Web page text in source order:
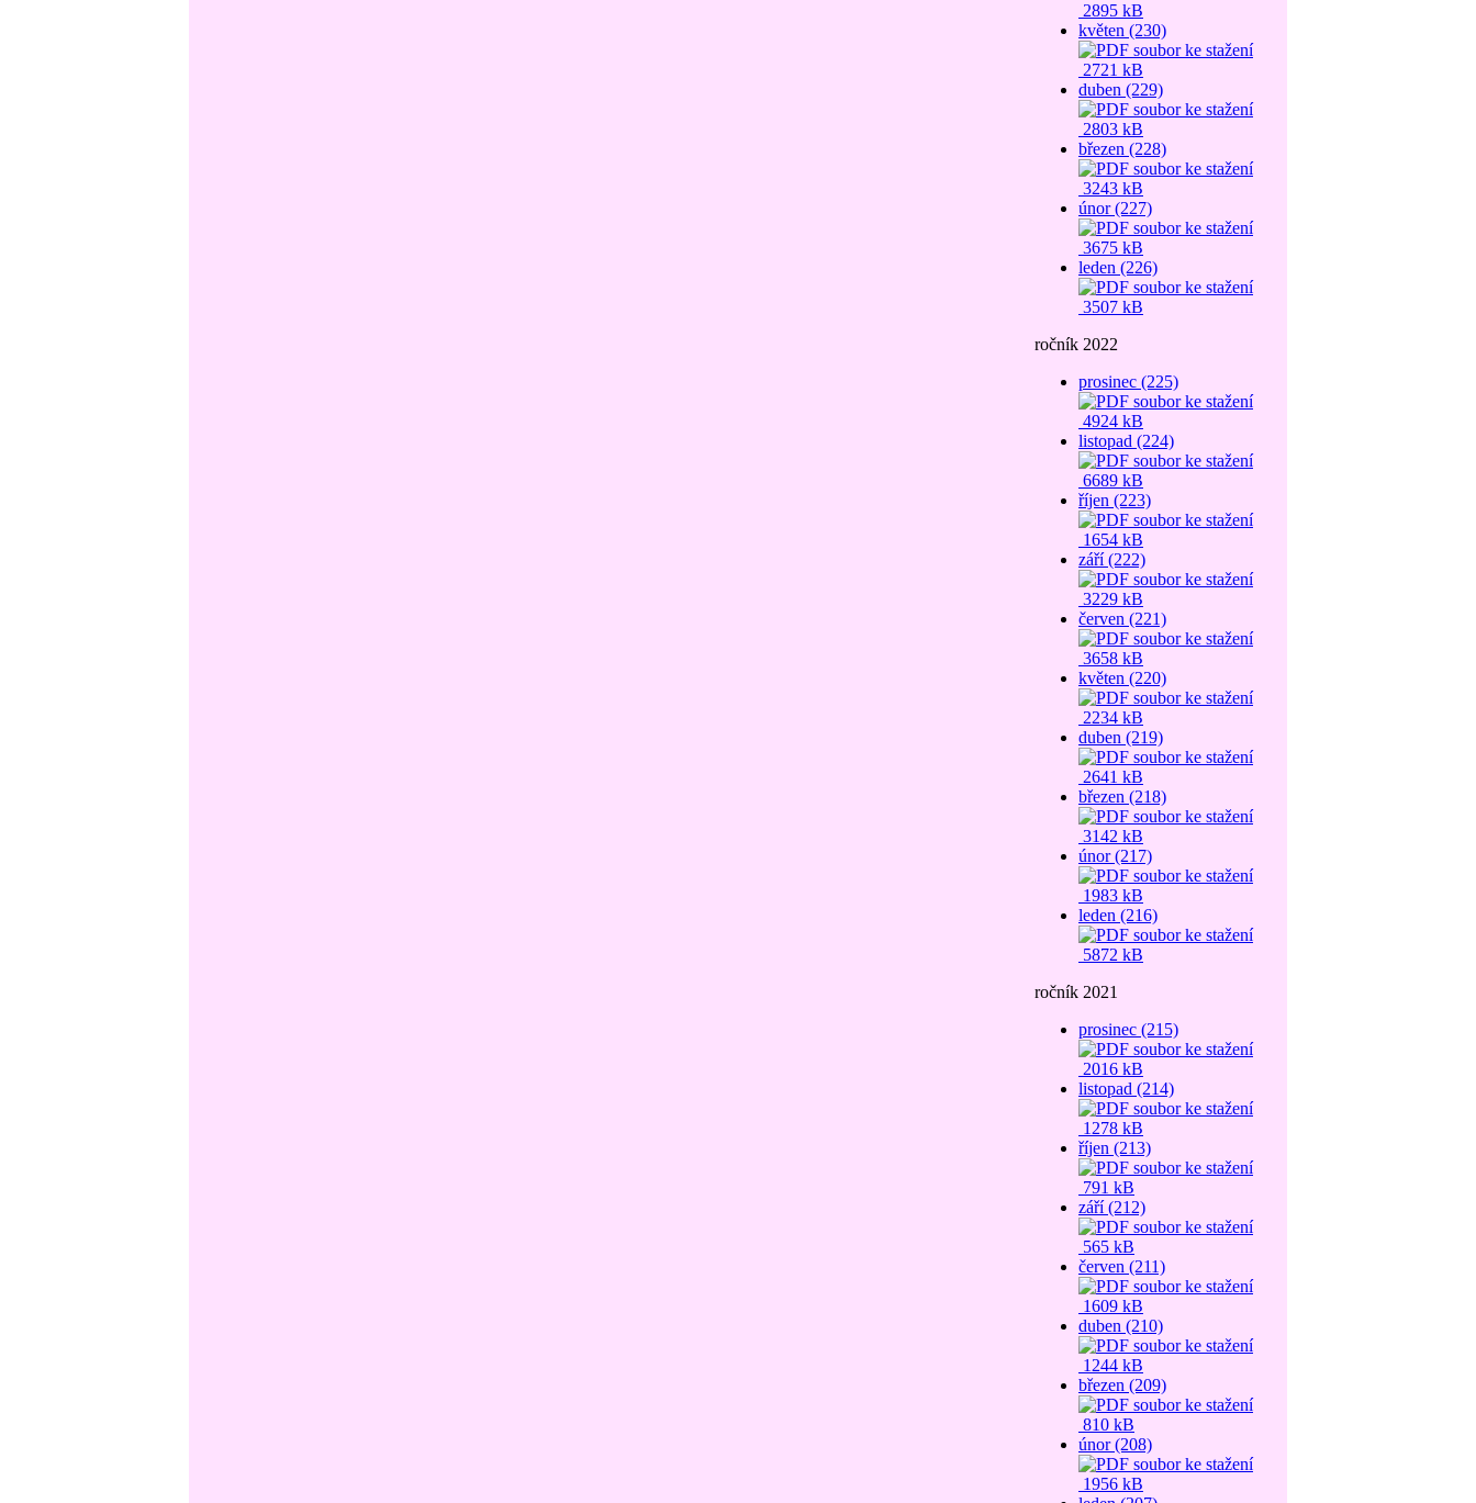
2895 kB
květen (230)
2721 kB
duben (229)
2803 kB
březen (228)
3243 kB
únor (227)
3675 kB
leden (226)
3507 kB
ročník 2022
prosinec (225)
4924 kB
listopad (224)
6689 kB
říjen (223)
1654 kB
září (222)
3229 kB
červen (221)
3658 kB
květen (220)
2234 kB
duben (219)
2641 kB
březen (218)
3142 kB
únor (217)
1983 kB
leden (216)
5872 kB
ročník 2021
prosinec (215)
2016 kB
listopad (214)
1278 kB
říjen (213)
791 kB
září (212)
565 kB
červen (211)
1609 kB
duben (210)
1244 kB
březen (209)
810 kB
únor (208)
1956 kB